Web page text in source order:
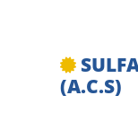
(A.C.S)